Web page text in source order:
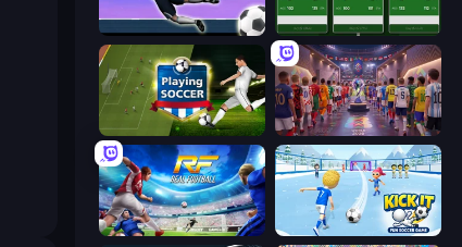
Goalkeeper Wiz Idle Soccer Manager
Playing Soccer CG FC 26
Real Football Kick It – Fun Soccer Game